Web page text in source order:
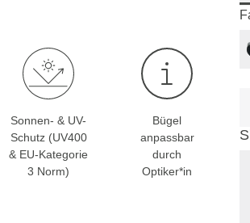
Sonnen- & UV-
Schutz (UV400
& EU-Kategorie
3 Norm)
Bügel
anpassbar
durch
Optiker*in